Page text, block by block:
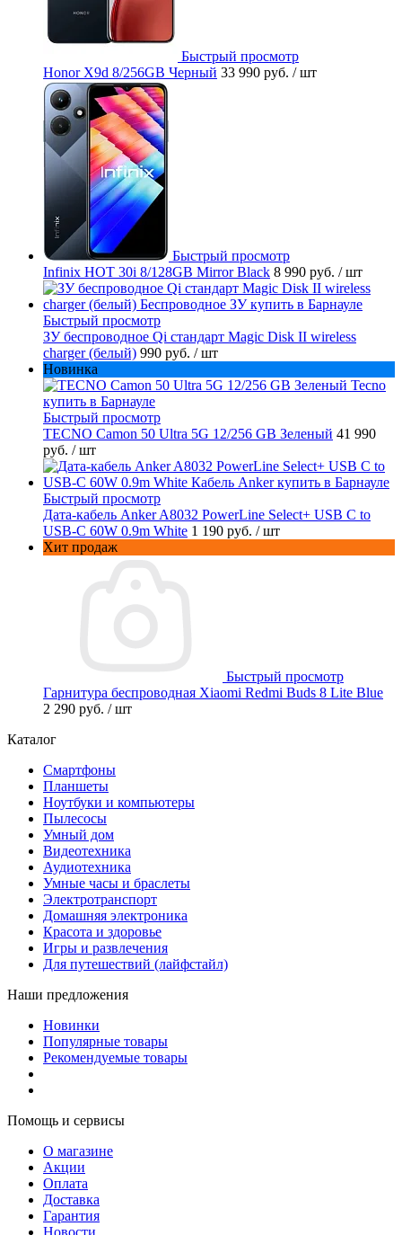
Быстрый просмотр
Honor X9d 8/256GB Черный 33 990 руб. / шт
Быстрый просмотр
Infinix HOT 30i 8/128GB Mirror Black 8 990 руб. / шт
Быстрый просмотр
ЗУ беспроводное Qi стандарт Magic Disk II wireless
charger (белый) 990 руб. / шт
Новинка
Быстрый просмотр
TECNO Camon 50 Ultra 5G 12/256 GB Зеленый 41 990
руб. / шт
Быстрый просмотр
Дата-кабель Anker A8032 PowerLine Select+ USB C to
USB-C 60W 0.9m White 1 190 руб. / шт
Хит продаж
Быстрый просмотр
Гарнитура беспроводная Xiaomi Redmi Buds 8 Lite Blue
2 290 руб. / шт
Каталог
Смартфоны
Планшеты
Ноутбуки и компьютеры
Пылесосы
Умный дом
Видеотехника
Аудиотехника
Умные часы и браслеты
Электротранспорт
Домашняя электроника
Красота и здоровье
Игры и развлечения
Для путешествий (лайфстайл)
Наши предложения
Новинки
Популярные товары
Рекомендуемые товары
Помощь и сервисы
О магазине
Акции
Оплата
Доставка
Гарантия
Новости